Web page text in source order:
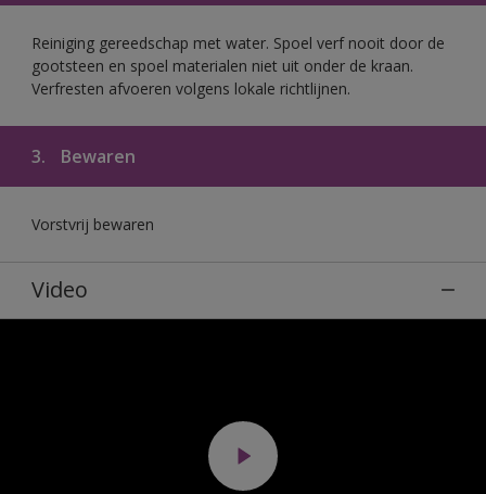
Reiniging gereedschap met water. Spoel verf nooit door de
gootsteen en spoel materialen niet uit onder de kraan.
Verfresten afvoeren volgens lokale richtlijnen.
3. Bewaren
Vorstvrij bewaren
Video